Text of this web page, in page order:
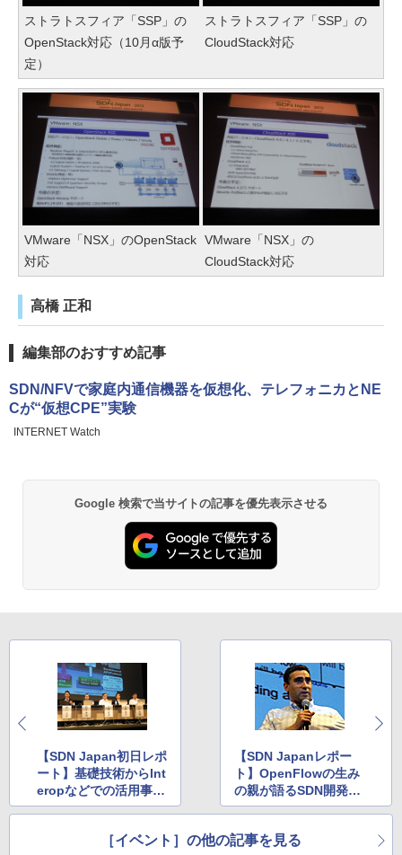
ストラトスフィア「SSP」の
OpenStack対応（10月α版予
定）
ストラトスフィア「SSP」の
CloudStack対応
VMware「NSX」のOpenStack
対応
VMware「NSX」の
CloudStack対応
高橋 正和
編集部のおすすめ記事
SDN/NFVで家庭内通信機器を仮想化、テレフォニカとNE
Cが“仮想CPE”実験
INTERNET Watch
Google 検索で当サイトの記事を優先表示させる
【SDN Japan初日レポ
ート】基礎技術からInt
eropなどでの活用事例
まで、幅広い話題を紹
【SDN Japanレポー
ト】OpenFlowの生み
の親が語るSDN開発の
経緯や意義
［イベント］の他の記事を見る